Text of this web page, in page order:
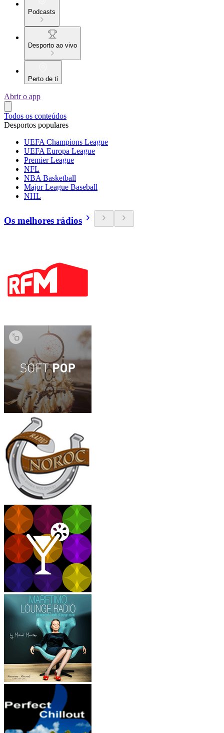
Podcasts
Desporto ao vivo
Perto de ti
Abrir o app
Todos os conteúdos
Desportos populares
UEFA Champions League
UEFA Europa League
Premier League
NFL
NBA Basketball
Major League Baseball
NHL
Os melhores rádios